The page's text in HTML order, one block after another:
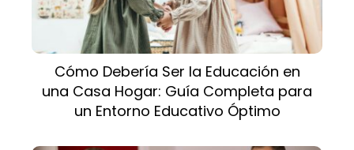
Cómo Debería Ser la Educación en
una Casa Hogar: Guía Completa para
un Entorno Educativo Óptimo